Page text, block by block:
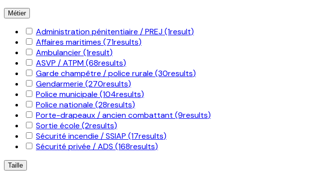
Métier
Administration pénitentiaire / PREJ(1result)
Affaires maritimes (71results)
Ambulancier(1result)
ASVP / ATPM(68results)
Garde champêtre / police rurale (30results)
Gendarmerie (270results)
Police municipale (104results)
Police nationale (28results)
Porte-drapeaux / ancien combattant (9results)
Sortie école (2results)
Sécurité incendie / SSIAP (17results)
Sécurité privée / ADS (168results)
Taille